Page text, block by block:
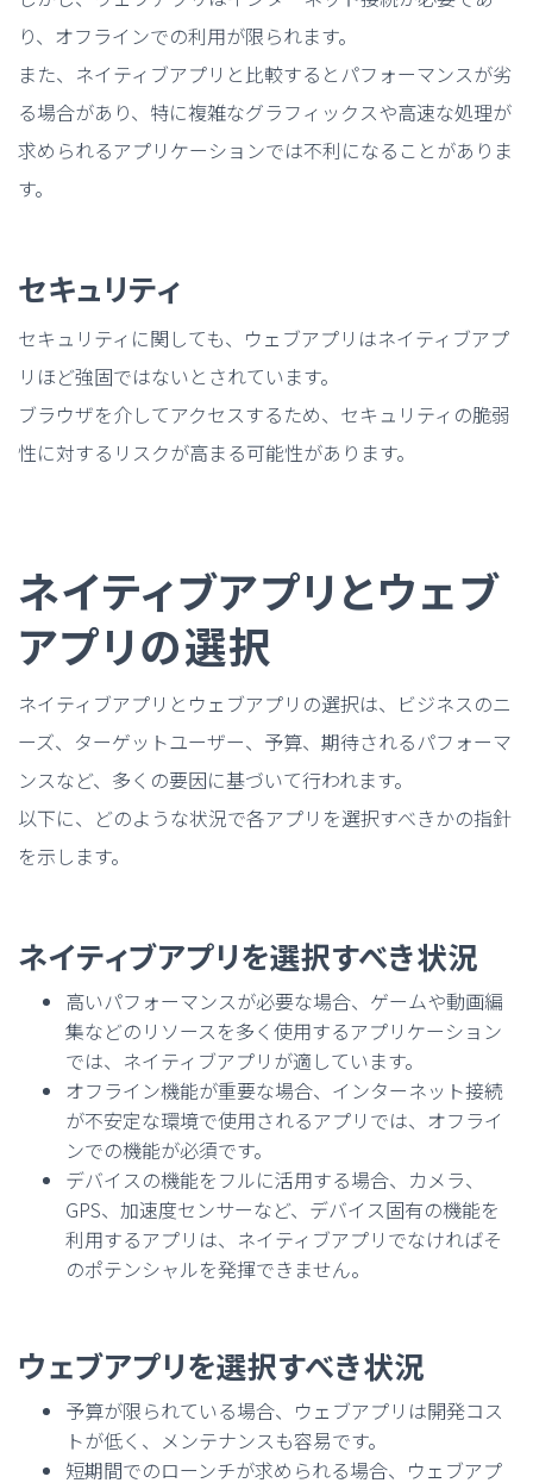
り、オフラインでの利用が限られます。
また、ネイティブアプリと比較するとパフォーマンスが劣
る場合があり、特に複雑なグラフィックスや高速な処理が
求められるアプリケーションでは不利になることがありま
す。
セキュリティ
セキュリティに関しても、ウェブアプリはネイティブアプ
リほど強固ではないとされています。
ブラウザを介してアクセスするため、セキュリティの脆弱
性に対するリスクが高まる可能性があります。
ネイティブアプリとウェブ
アプリの選択
ネイティブアプリとウェブアプリの選択は、ビジネスのニ
ーズ、ターゲットユーザー、予算、期待されるパフォーマ
ンスなど、多くの要因に基づいて行われます。
以下に、どのような状況で各アプリを選択すべきかの指針
を示します。
ネイティブアプリを選択すべき状況
高いパフォーマンスが必要な場合、ゲームや動画編
集などのリソースを多く使用するアプリケーション
では、ネイティブアプリが適しています。
オフライン機能が重要な場合、インターネット接続
が不安定な環境で使用されるアプリでは、オフライ
ンでの機能が必須です。
デバイスの機能をフルに活用する場合、カメラ、
GPS、加速度センサーなど、デバイス固有の機能を
利用するアプリは、ネイティブアプリでなければそ
のポテンシャルを発揮できません。
ウェブアプリを選択すべき状況
予算が限られている場合、ウェブアプリは開発コス
トが低く、メンテナンスも容易です。
短期間でのローンチが求められる場合、ウェブアプ